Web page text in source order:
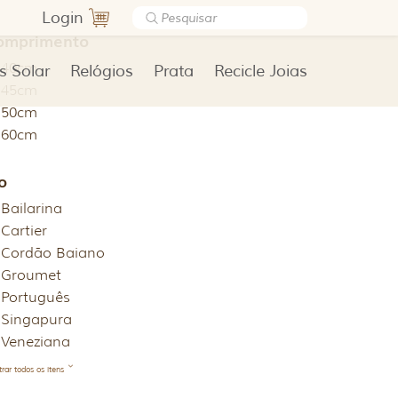
Login
Solar Relógios Prata Recicle Joias
40cm
50cm
60cm
Bailarina
Cartier
Cordão Baiano
Groumet
Português
Singapura
Veneziana
todos os itens